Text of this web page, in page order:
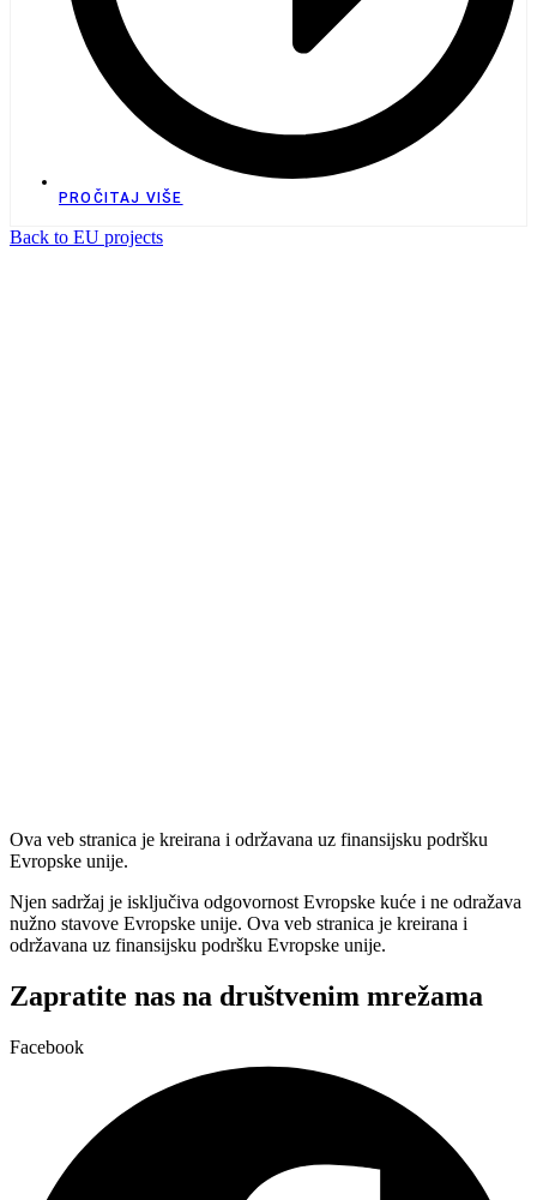
PROČITAJ VIŠE
Back to EU projects
Ova veb stranica je kreirana i održavana uz finansijsku podršku
Evropske unije.
Njen sadržaj je isključiva odgovornost Evropske kuće i ne odražava
nužno stavove Evropske unije. Ova veb stranica je kreirana i
održavana uz finansijsku podršku Evropske unije.
Zapratite nas na društvenim mrežama
Facebook